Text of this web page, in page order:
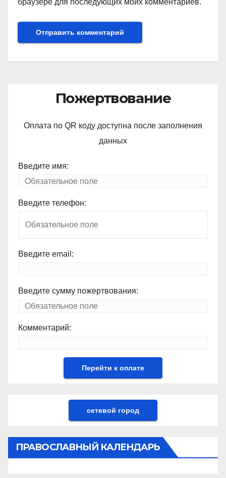
Пожертвование
Оплата по QR коду доступна после заполнения
данных
Введите имя:
Введите телефон:
Введите email:
Введите сумму пожертвования:
Комментарий:
сетевой город
ПРАВОСЛАВНЫЙ КАЛЕНДАРЬ